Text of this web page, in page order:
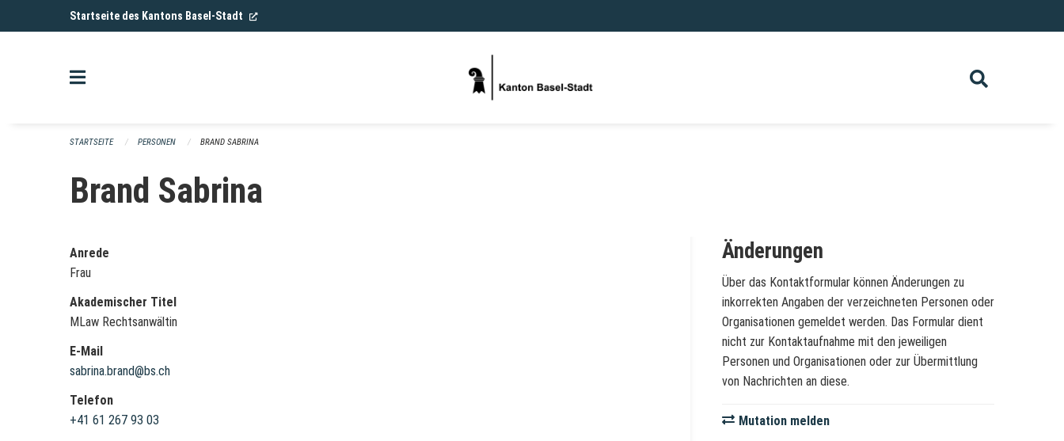
Navigation überspringenStartseite des Kantons Basel-Stadt (External Link)
STARTSEITE PERSONEN BRAND SABRINA
Brand Sabrina
Anrede
Frau
Akademischer Titel
MLaw Rechtsanwältin
E-Mail
sabrina.brand@bs.ch
Telefon
+41 61 267 93 03
Änderungen
Über das Kontaktformular können Änderungen zu
inkorrekten Angaben der verzeichneten Personen oder
Organisationen gemeldet werden. Das Formular dient
nicht zur Kontaktaufnahme mit den jeweiligen
Personen und Organisationen oder zur Übermittlung
von Nachrichten an diese.
Mutation melden